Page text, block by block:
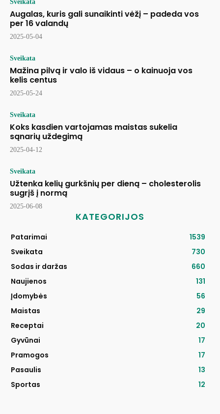
Sveikata
Augalas, kuris gali sunaikinti vėžį – padeda vos
per 16 valandų
2025-05-04
Sveikata
Mažina pilvą ir valo iš vidaus – o kainuoja vos
kelis centus
2025-05-24
Sveikata
Koks kasdien vartojamas maistas sukelia
sąnarių uždegimą
2025-04-12
Sveikata
Užtenka kelių gurkšnių per dieną – cholesterolis
sugrįš į normą
2025-06-08
KATEGORIJOS
Patarimai
1539
Sveikata
730
Sodas ir daržas
660
Naujienos
131
Įdomybės
56
Maistas
29
Receptai
20
Gyvūnai
17
Pramogos
17
Pasaulis
13
Sportas
12